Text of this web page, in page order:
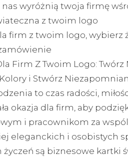
wyróżnią twoja firmę
z twoim logo
firm z twoim logo, wybierz
Firm Z Twoim Logo:
i Stwórz
to czas radości,
okazja dla firm, aby
i pracownikom za
eleganckich i osobistych
są biznesowe kartki